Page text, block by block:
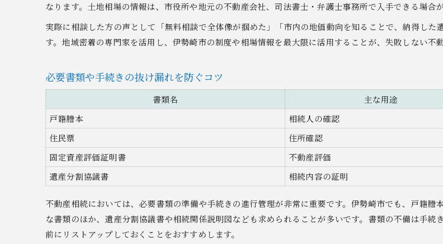
なります。土地相場の情報は、市役所や地元の不動産会社、司法書士・弁護士事務所で入手できる場合が
実際に相談した方の声として「無料相談で全体像が掴めた」「市内の地価動向を知ることで、納得した
す。地域密着の専門家を活用し、伊勢崎市の制度や相場情報を最大限に活用することが、失敗しない不
必要書類や手続きの抜け漏れを防ぐコツ
書類名 主な用途
戸籍謄本
相続人の確認
住民票
住所確認
固定資産評価証明書
不動産評価
遺産分割協議書
相続内容の証明
不動産相続においては、必要書類の準備や手続きの進行管理が非常に重要です。伊勢崎市でも、戸籍謄
な書類のほか、遺産分割協議書や相続関係説明図なども求められることが多いです。書類の不備は手続
前にリストアップしておくことをおすすめします。